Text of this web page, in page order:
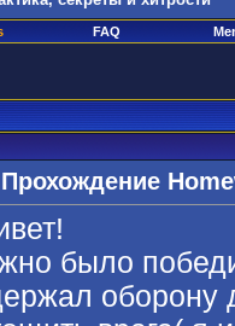
FAQ
было
оборону